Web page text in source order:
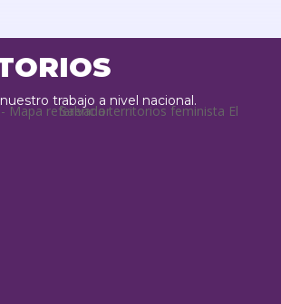
trabajo a nivel nacional.